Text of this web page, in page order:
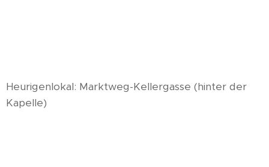
Heurigenlokal: Marktweg-Kellergasse (hinter der
Kapelle)